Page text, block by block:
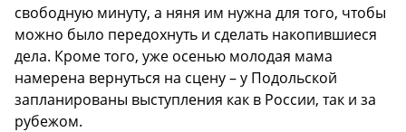
свободную минуту, а няня им нужна для того, чтобы
можно было передохнуть и сделать накопившиеся
дела. Кроме того, уже осенью молодая мама
намерена вернуться на сцену – у Подольской
запланированы выступления как в России, так и за
рубежом.